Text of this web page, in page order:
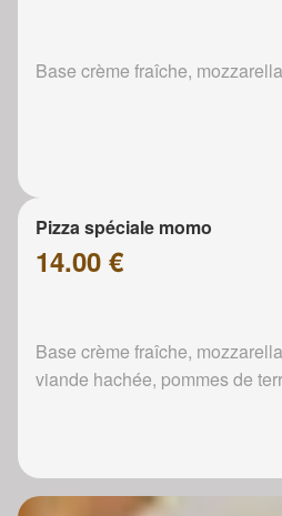
Base crème fraîche,
Pizza spéciale momo
14.00 €
Base crème fraîche,
viande hachée, pommes de